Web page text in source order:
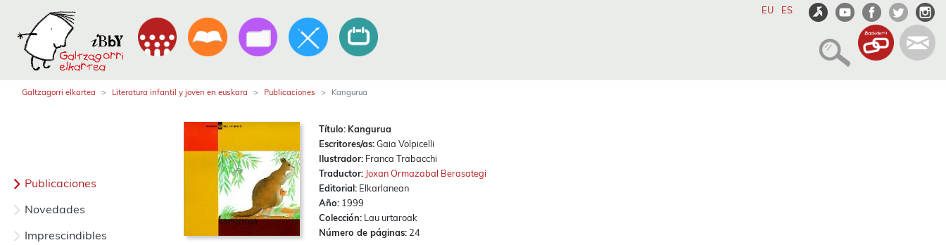
ES
EU
Galtzagorri elkartea Literatura infantil y joven en euskara Publicaciones Kangurua
Publicaciones
Novedades
Imprescindibles
Título: Kangurua
Escritores/as:Gaia Volpicelli
Ilustrador: Franca Trabacchi
Traductor: Joxan Ormazabal Berasategi
Editorial: Elkarlanean
Año: 1999
Colección: Lau urtaroak
Número de páginas: 24